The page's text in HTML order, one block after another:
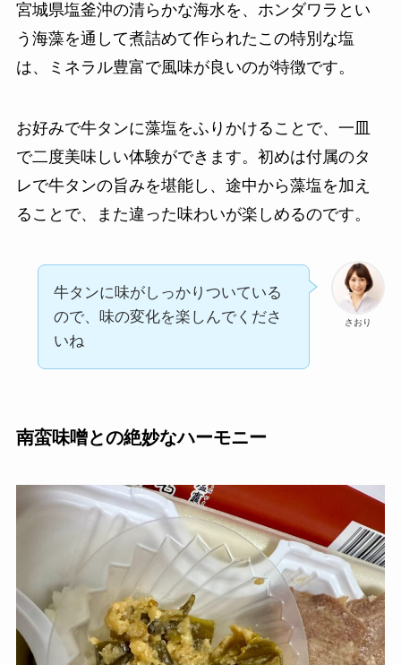
宮城県塩釜沖の清らかな海水を、ホンダワラとい
う海藻を通して煮詰めて作られたこの特別な塩
は、ミネラル豊富で風味が良いのが特徴です。
お好みで牛タンに藻塩をふりかけることで、一皿
で二度美味しい体験ができます。初めは付属のタ
レで牛タンの旨みを堪能し、途中から藻塩を加え
ることで、また違った味わいが楽しめるのです。
さおり
牛タンに味がしっかりついている
ので、味の変化を楽しんでくださ
いね
南蛮味噌との絶妙なハーモニー